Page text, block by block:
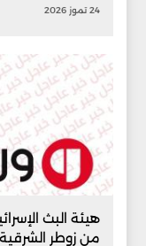
24 تموز 2026
هيئة البث
من زوطر